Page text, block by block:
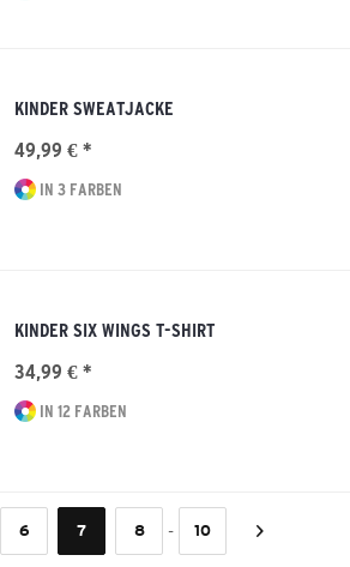
KINDER SWEATJACKE
49,99 € *
IN 3 FARBEN
KINDER SIX WINGS T-SHIRT
34,99 € *
IN 12 FARBEN
6 7 8 - 10